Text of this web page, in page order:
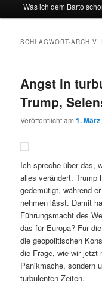
Was ich dem Barto
SCHLAGWORT-ARCHIV:
Angst in
Trump,
Veröffentlicht am1.
Ich spreche über das,
alles verändert. Trump
gedemütigt, während
nehmen lässt. Damit
Führungsmacht des
das für Europa? Für
die geopolitischen
die Frage, wie wir jetzt
Panikmache, sondern
turbulenten Zeiten.